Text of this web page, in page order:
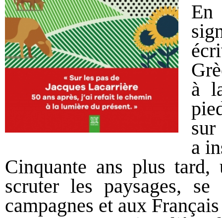
En
à
a
Cinquante ans plus
scruter les paysages,
campagnes et aux